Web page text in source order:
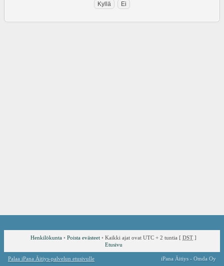
Henkilökunta • Poista evästeet • Kaikki ajat ovat UTC + 2 tuntia [ DST ]
Etusivu
Palaa iPana Äitiys-palvelun etusivulle iPana Äitiys - Omda Oy